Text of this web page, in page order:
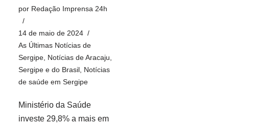
por Redação Imprensa 24h
14 de maio de 2024
As Últimas Notícias de
Sergipe Notícias de Aracaju,
Sergipe e do Brasil Notícias
de saúde em Sergipe
Ministério da Saúde
investe 29,8% a mais em